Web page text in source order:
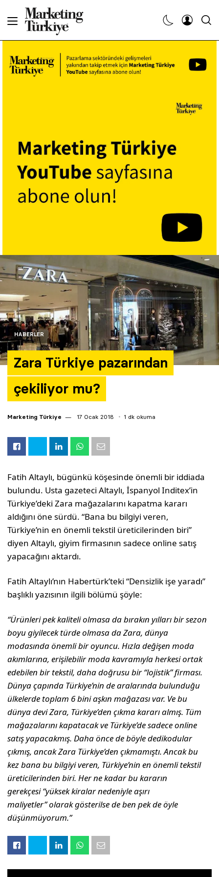
HABERLER
Zara Türkiye pazarından
çekiliyor mu?
Marketing Türkiye 17 Ocak 2018 1 dk okuma
Fatih Altaylı, bügünkü köşesinde önemli bir iddiada
bulundu. Usta gazeteci Altaylı, İspanyol Inditex’in
Türkiye’deki Zara mağazalarını kapatma kararı
aldığını öne sürdü. “Bana bu bilgiyi veren,
Türkiye’nin en önemli tekstil üreticilerinden biri”
diyen Altaylı, giyim firmasının sadece online satış
yapacağını aktardı.
Fatih Altaylı’nın Habertürk’teki “Densizlik işe yaradı”
başlıklı yazısının ilgili bölümü şöyle:
“Ürünleri pek kaliteli olmasa da bırakın yılları bir sezon
boyu giyilecek türde olmasa da Zara, dünya
modasında önemli bir oyuncu. Hızla değişen moda
akımlarına, erişilebilir moda kavramıyla herkesi ortak
edebilen bir tekstil, daha doğrusu bir “lojistik” firması.
Dünya çapında Türkiye’nin de aralarında bulunduğu
ülkelerde toplam 6 bini aşkın mağazası var. Ve bu
dünya devi Zara, Türkiye’den çıkma kararı almış. Tüm
mağazalarını kapatacak ve Türkiye’de sadece online
satış yapacakmış. Daha önce de böyle dedikodular
çıkmış, ancak Zara Türkiye’den çıkmamıştı. Ancak bu
kez bana bu bilgiyi veren, Türkiye’nin en önemli tekstil
üreticilerinden biri. Her ne kadar bu kararın
gerekçesi “yüksek kiralar nedeniyle aşırı
maliyetler” olarak gösterilse de ben pek de öyle
düşünmüyorum.”
Haberler
Etkinlikler
Söyleşiler
Kariyer
Araştırma